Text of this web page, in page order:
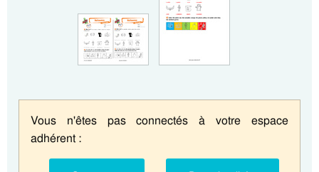
Vous n'êtes pas connectés à votre espace
adhérent :